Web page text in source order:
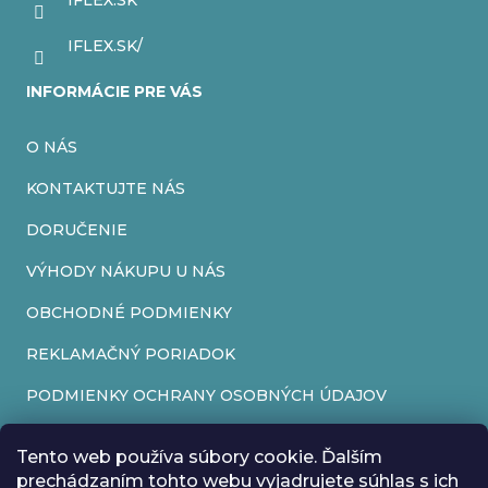
Tento web používa súbory cookie. Ďalším
prechádzaním tohto webu vyjadrujete súhlas s ich
IFLEX.SK/
INFORMÁCIE PRE VÁS
O NÁS
KONTAKTUJTE NÁS
DORUČENIE
VÝHODY NÁKUPU U NÁS
OBCHODNÉ PODMIENKY
REKLAMAČNÝ PORIADOK
PODMIENKY OCHRANY OSOBNÝCH ÚDAJOV
REKLAMAČNÝ FORMULÁR